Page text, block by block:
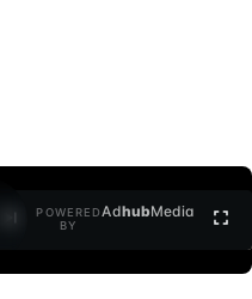
POWERED
BY
AdhubMedia